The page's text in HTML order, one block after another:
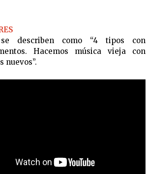
describen como “4 tipos con
Hacemos música vieja con
nuevos”.